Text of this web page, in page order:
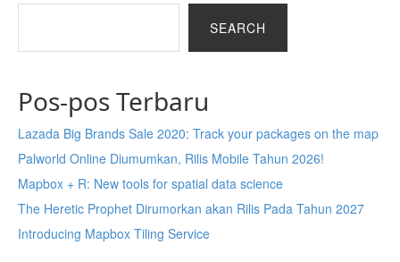
SEARCH
Pos-pos Terbaru
Lazada Big Brands Sale 2020: Track your packages on the map
Palworld Online Diumumkan, Rilis Mobile Tahun 2026!
Mapbox + R: New tools for spatial data science
The Heretic Prophet Dirumorkan akan Rilis Pada Tahun 2027
Introducing Mapbox Tiling Service